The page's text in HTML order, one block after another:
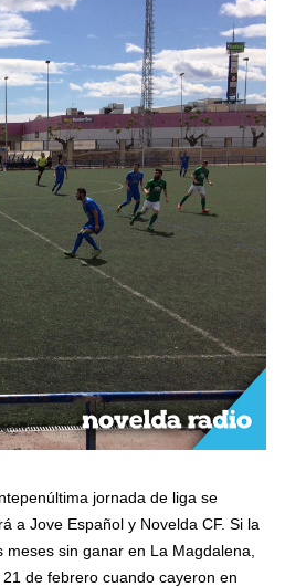
jornada de liga se
a Jove Español y Novelda CF. Si la
sin ganar en La Magdalena,
de febrero cuando cayeron en